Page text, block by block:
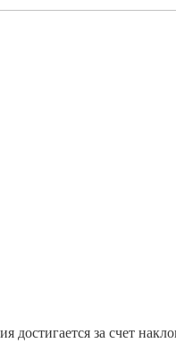
достигается за счет